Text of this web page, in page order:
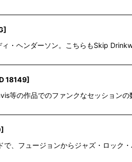
]
・ヘンダーソン。こちらもSkip
18149]
等の作品でのファンクなセッション
]
、フュージョンからジャズ・ロッ